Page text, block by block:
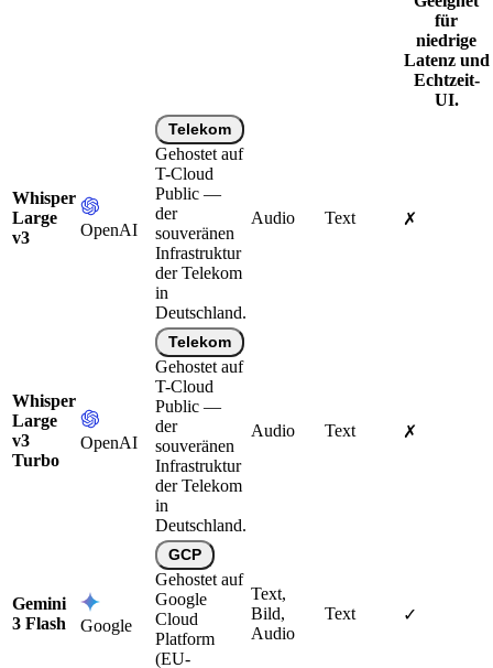
für
niedrige
Latenz und
Echtzeit-
UI.
Whisper
Large
v3
OpenAI
Telekom
Gehostet auf
T-Cloud
Public —
der
souveränen
Infrastruktur
der Telekom
in
Deutschland.
Audio Text ✗
Whisper
Large
v3
Turbo
OpenAI
Telekom
Gehostet auf
T-Cloud
Public —
der
souveränen
Infrastruktur
der Telekom
in
Deutschland.
Audio Text ✗
Gemini
3 Flash
Google
GCP
Gehostet auf
Google
Cloud
Platform
(EU-
Text,
Bild,
Audio
Text ✓